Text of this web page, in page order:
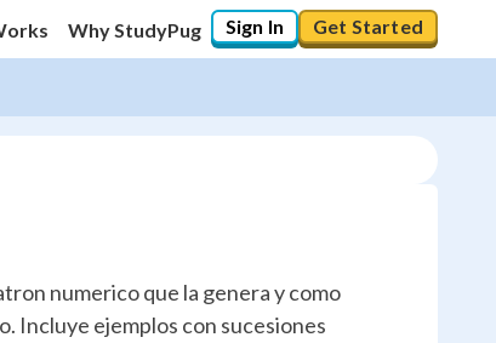
Why StudyPug Sign In Get Started
numerico que la genera y como
Incluye ejemplos con sucesiones